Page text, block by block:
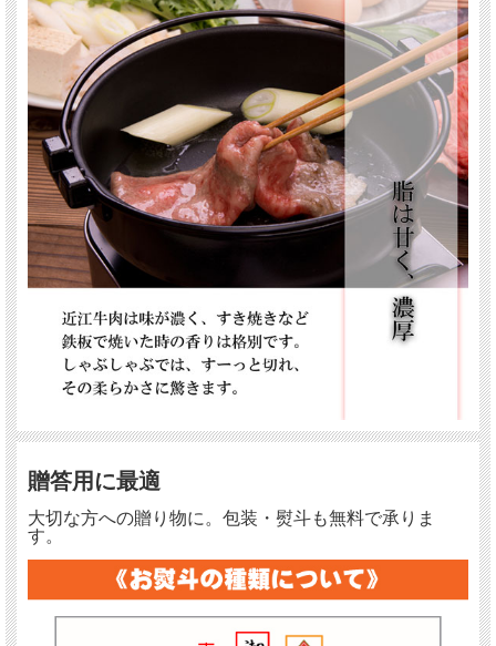
贈答用に最適
大切な方への贈り物に。包装・熨斗も無料で承りま
す。